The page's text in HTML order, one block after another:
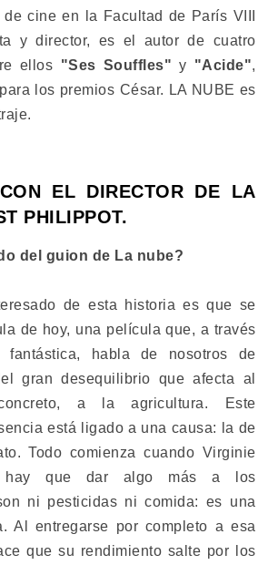
cine en la Facultad de París VIII
y director, es el autor de cuatro
ellos "Ses Souffles" y "Acide",
los premios César. LA NUBE es
EL DIRECTOR DE LA
PHILIPPOT.
del guion de La nube?
de esta historia es que se
de hoy, una película que, a través
fantástica, habla de nosotros de
gran desequilibrio que afecta al
a la agricultura. Este
está ligado a una causa: la de
Todo comienza cuando Virginie
hay que dar algo más a los
ni pesticidas ni comida: es una
Al entregarse por completo a esa
que su rendimiento salte por los